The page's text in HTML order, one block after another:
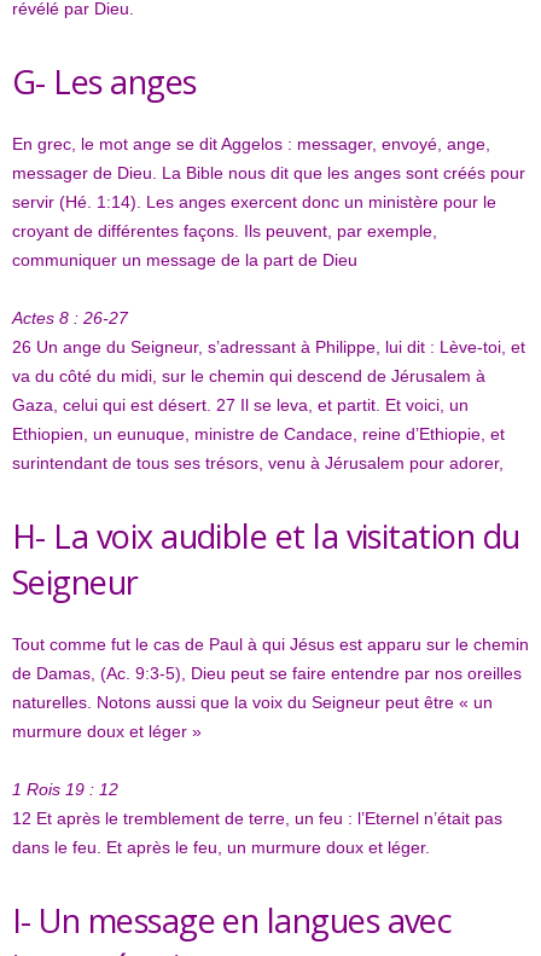
révélé par Dieu.
G- Les anges
En grec, le mot ange se dit Aggelos : messager, envoyé, ange,
messager de Dieu. La Bible nous dit que les anges sont créés pour
servir (Hé. 1:14). Les anges exercent donc un ministère pour le
croyant de différentes façons. Ils peuvent, par exemple,
communiquer un message de la part de Dieu
Actes 8 : 26-27
26 Un ange du Seigneur, s’adressant à Philippe, lui dit : Lève-toi, et
va du côté du midi, sur le chemin qui descend de Jérusalem à
Gaza, celui qui est désert. 27 Il se leva, et partit. Et voici, un
Ethiopien, un eunuque, ministre de Candace, reine d’Ethiopie, et
surintendant de tous ses trésors, venu à Jérusalem pour adorer,
H- La voix audible et la visitation du
Seigneur
Tout comme fut le cas de Paul à qui Jésus est apparu sur le chemin
de Damas, (Ac. 9:3-5), Dieu peut se faire entendre par nos oreilles
naturelles. Notons aussi que la voix du Seigneur peut être « un
murmure doux et léger »
1 Rois 19 : 12
12 Et après le tremblement de terre, un feu : l’Eternel n’était pas
dans le feu. Et après le feu, un murmure doux et léger.
I- Un message en langues avec